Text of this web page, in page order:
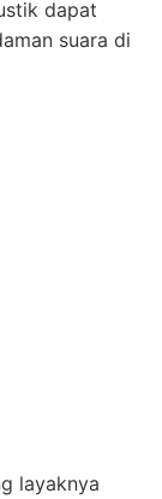
dapat
suara di
layaknya